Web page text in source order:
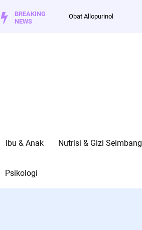
BREAKING
NEWS
Obat Allopurinol
Ibu & Anak Nutrisi & Gizi Seimbang
Psikologi